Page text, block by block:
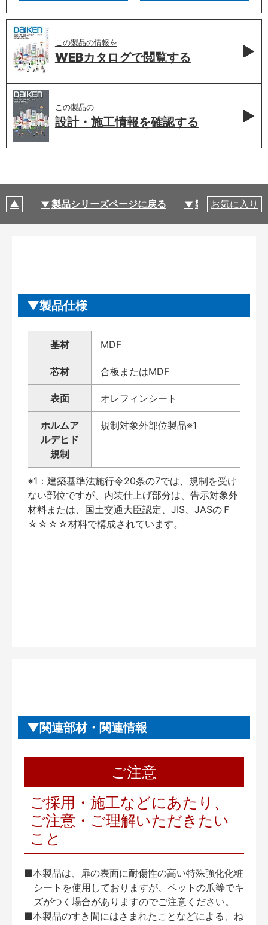
この製品の情報を
WEBカタログで閲覧する
この製品の
設計・施工情報を確認する
製品シリーズページに戻る 製品仕様
お気に入り
製品仕様
基材 MDF
芯材 合板またはMDF
表面 オレフィンシート
ホルムア
ルデヒド
規制
規制対象外部位製品※1
※1：建築基準法施行令20条の7では、規制を受け
ない部位ですが、内装仕上げ部分は、告示対象外
材料または、国土交通大臣認定、JIS、JASのＦ
☆☆☆☆材料で構成されています。
関連部材・関連情報
ご注意
ご採用・施工などにあたり、
ご注意・ご理解いただきたい
こと
■本製品は、扉の表面に耐傷性の高い特殊強化化粧
シートを使用しておりますが、ペットの爪等でキ
ズがつく場合がありますのでご注意ください。
■本製品のすき間にはさまれたことなどによる、ね